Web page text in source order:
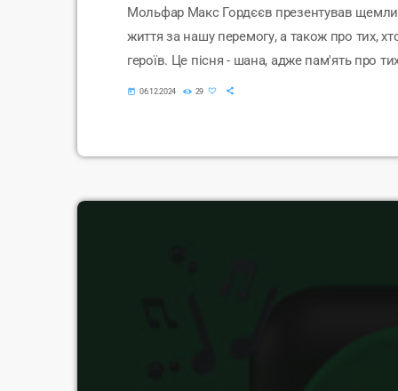
Мольфар Макс Гордєєв презентував
життя за нашу перемогу, а також про тих,
героїв. Це пісня - шана, адже пам'ять про
сподівається, що музика і слова цієї пісні
today 06.12.2024 29